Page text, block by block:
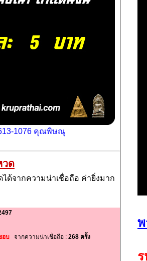
1076 คุณพิษณุ
วด
ด้จากความน่าเชื่อถือ ค่ายิ่งมาก
อบ จากความน่าเชื่อถือ : 268 ครั้ง